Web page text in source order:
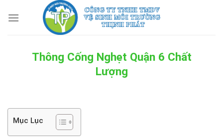
Thông Cống Nghẹt Quận 6 Chất
Lượng
Mục Lục